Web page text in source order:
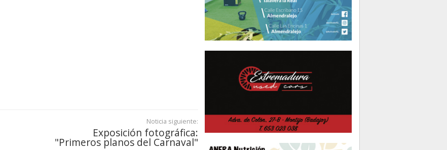
Noticia siguiente:
Exposición fotográfica:
"Primeros planos del Carnaval"